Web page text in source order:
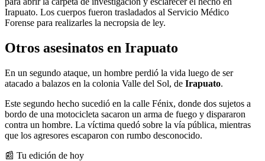
Irapuato. Los cuerpos fueron trasladados al Servicio Médico
Forense para realizarles la necropsia de ley.
Otros asesinatos en Irapuato
En un segundo ataque, un hombre perdió la vida luego de ser
atacado a balazos en la colonia Valle del Sol, de Irapuato.
Este segundo hecho sucedió en la calle Fénix, donde dos sujetos a
bordo de una motocicleta sacaron un arma de fuego y dispararon
contra un hombre. La víctima quedó sobre la vía pública, mientras
que los agresores escaparon con rumbo desconocido.
📰 Tu edición de hoy